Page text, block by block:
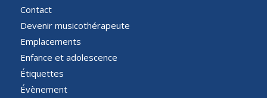
Contact
Devenir musicothérapeute
Emplacements
Enfance et adolescence
Étiquettes
Évènement